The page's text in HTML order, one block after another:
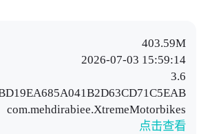
403.59M
2026-07-03 15:59:14
3.6
com.mehdirabiee.XtremeMotorbikes
点击查看